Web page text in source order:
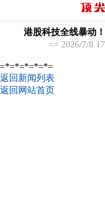
港股科技全线暴动
== 2026/7/8
=*=*=*=*=*=
返回新闻列表
返回网站首页